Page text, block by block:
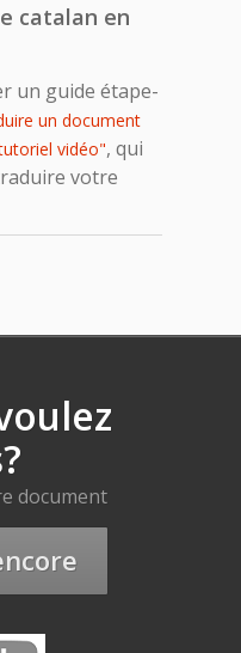
catalan en
un guide étape-
un document
vidéo", qui
votre
document